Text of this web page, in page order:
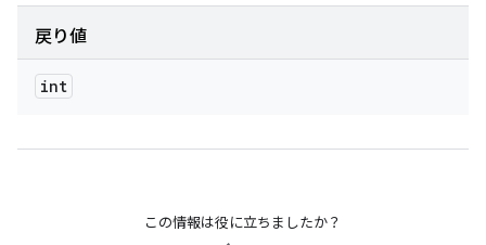
戻り値
int
この情報は役に立ちましたか？